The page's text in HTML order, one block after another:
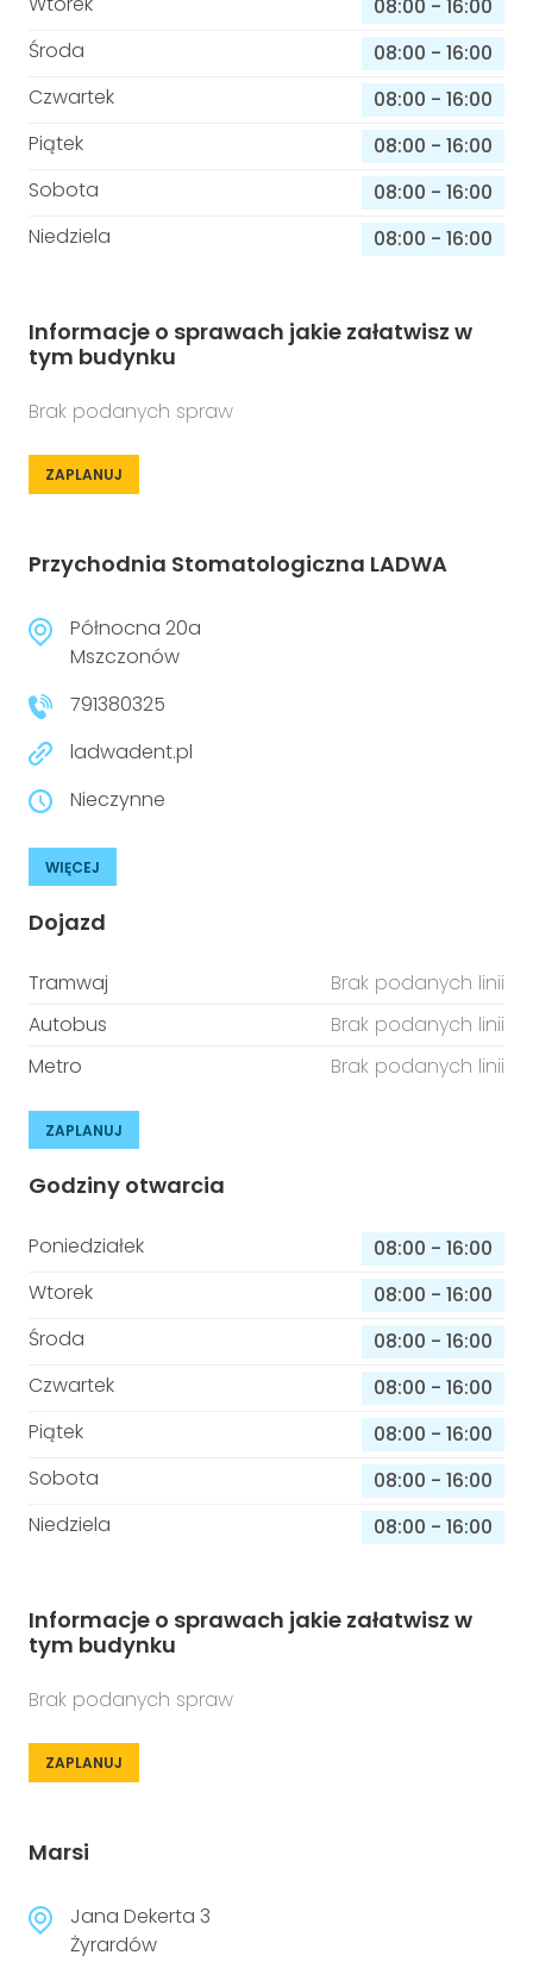
08:00 - 16:00
Środa
08:00 - 16:00
Czwartek
08:00 - 16:00
Piątek
08:00 - 16:00
Sobota
08:00 - 16:00
Niedziela
08:00 - 16:00
Informacje o sprawach jakie załatwisz w
tym budynku
Brak podanych spraw
ZAPLANUJ
Przychodnia Stomatologiczna LADWA
Północna 20a
Mszczonów
791380325
ladwadent.pl
Nieczynne
WIĘCEJ
Dojazd
Tramwaj
Brak podanych linii
Autobus
Brak podanych linii
Metro
Brak podanych linii
ZAPLANUJ
Godziny otwarcia
Poniedziałek 08:00 - 16:00
Wtorek
08:00 - 16:00
Środa
08:00 - 16:00
Czwartek
08:00 - 16:00
Piątek
08:00 - 16:00
Sobota
08:00 - 16:00
Niedziela
08:00 - 16:00
Informacje o sprawach jakie załatwisz w
tym budynku
Brak podanych spraw
ZAPLANUJ
Marsi
Jana Dekerta 3
Żyrardów